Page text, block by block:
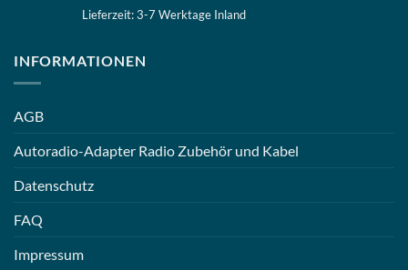
Lieferzeit: 3-7 Werktage Inland
INFORMATIONEN
AGB
Autoradio-Adapter Radio Zubehör und Kabel
Datenschutz
FAQ
Impressum